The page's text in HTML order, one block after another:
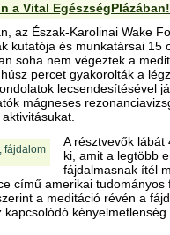
a Vital EgészségPlázában!
az Észak-Karolinai Wake
kutatója és munkatársai 15
soha nem végeztek a
percet gyakorolták a
lecsendesítésével
mágneses
A résztvevők
ki, amit a legtöbb
fájdalmasnak ítél
című amerikai
a meditáció révén a
kapcsolódó